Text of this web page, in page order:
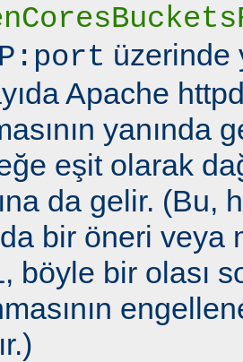
üzerinde
Apache
yanında
eşit olarak
da gelir. (Bu,
bir öneri veya
böyle bir olası